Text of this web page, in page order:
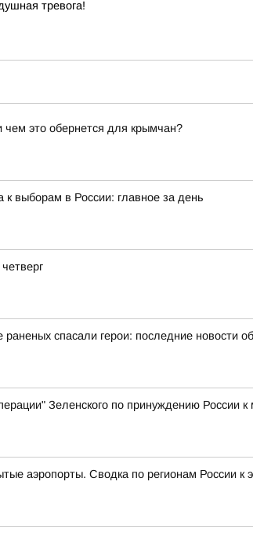
тревога!
это обернется для крымчан?
выборам в России: главное за день
спасали герои: последние новости
Зеленского по принуждению России к
аэропорты. Сводка по регионам России к